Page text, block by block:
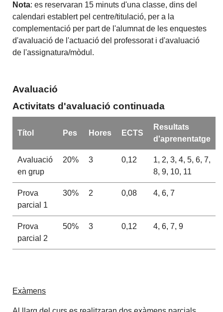
Nota: es reservaran 15 minuts d'una classe, dins del
calendari establert pel centre/titulació, per a la
complementació per part de l'alumnat de les enquestes
d'avaluació de l'actuació del professorat i d'avaluació
de l'assignatura/mòdul.
Avaluació
Activitats d'avaluació continuada
Títol Pes Hores ECTS
Resultats
d'aprenentatge
Avaluació
en grup
20% 3 0,12
1, 2, 3, 4, 5, 6, 7,
8, 9, 10, 11
Prova
parcial 1
30% 2 0,08 4, 6, 7
Prova
parcial 2
50% 3 0,12 4, 6, 7, 9
Exàmens